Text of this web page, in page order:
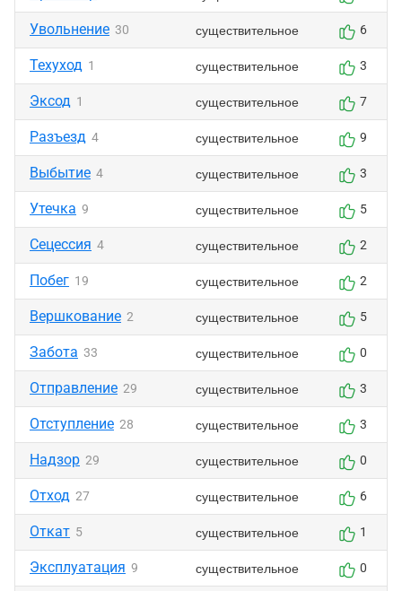
Увольнение 30 существительное 6
Техуход 1 существительное 3
Эксод 1 существительное 7
Разъезд 4 существительное 9
Выбытие 4 существительное 3
Утечка 9 существительное 5
Сецессия 4 существительное 2
Побег 19 существительное 2
Вершкование 2 существительное 5
Забота 33 существительное 0
Отправление 29 существительное 3
Отступление 28 существительное 3
Надзор 29 существительное 0
Отход 27 существительное 6
Откат 5 существительное 1
Эксплуатация 9 существительное 0